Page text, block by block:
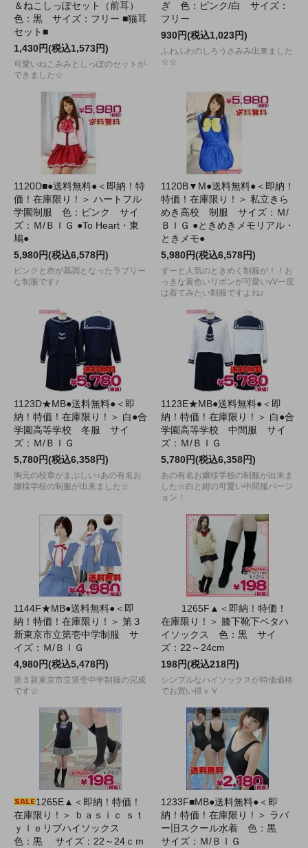
＆ねこしっぽセット（前耳）
色：黒 サイズ：フリー ■猫耳
セット■
1,430円(税込1,573円)
可愛いねこみみとしっぽのセットが
できました☆
ぎ 色：ピンク/白 サイズ：
フリー
930円(税込1,023円)
ふわふわのしろうさみみ出来ました
☆☆
1120D■●送料無料●＜即納！特
価！在庫限り！＞ ハートフル
学園制服 色：ピンク サイ
ズ：Ｍ/ＢＩＧ ●To Heart・東
鳩●
5,980円(税込6,578円)
ピンクと赤が基調となったラブリー
な制服です♪
1120B▼M●送料無料●＜即納！
特価！在庫限り！＞ 私立きら
めき高校 制服 サイズ：Ｍ/
ＢＩＧ ●ときめきメモリアル・
ときメモ●
5,980円(税込6,578円)
ずーと人気のときめく制服が！！お
っきな黄色いリボンが可愛いvV一度
は着てみたい制服ですよね♪
1123D★MB●送料無料●＜即
納！特価！在庫限り！＞ 白●合
学園高等学校 冬服 サイ
ズ：Ｍ/ＢＩＧ
5,780円(税込6,358円)
胸元の校章がまぶしい♪あの有名お
嬢様学校の制服が出来ました☆
1123E★MB●送料無料●＜即
納！特価！在庫限り！＞ 白●合
学園高等学校 中間服 サイ
ズ：Ｍ/ＢＩＧ
5,780円(税込6,358円)
あの有名お嬢様学校の制服が出来ま
した☆白と紺の可愛い中間服バージ
ョン！
1144F★MB●送料無料●＜即
納！特価！在庫限り！＞ 第３
新東京市立第壱中学制服 サ
イズ：Ｍ/ＢＩＧ
4,980円(税込5,478円)
第３新東京市立第壱中学制服の完成
です☆
1265F▲＜即納！特価！
在庫限り！＞ 膝下靴下ベタハ
イソックス 色：黒 サイ
ズ：22～24cm
198円(税込218円)
シンプルなハイソックスが特価価格
でお買い得ｖＶ
1265E▲＜即納！特価！
在庫限り！＞ ｂａｓｉｃ ｓｔ
ｙｌｅリブハイソックス
色：黒 サイズ：22～24ｃｍ
1233F■MB●送料無料●＜即
納！特価！在庫限り！＞ ラバ
ー旧スクール水着 色：黒
サイズ：Ｍ/ＢＩＧ